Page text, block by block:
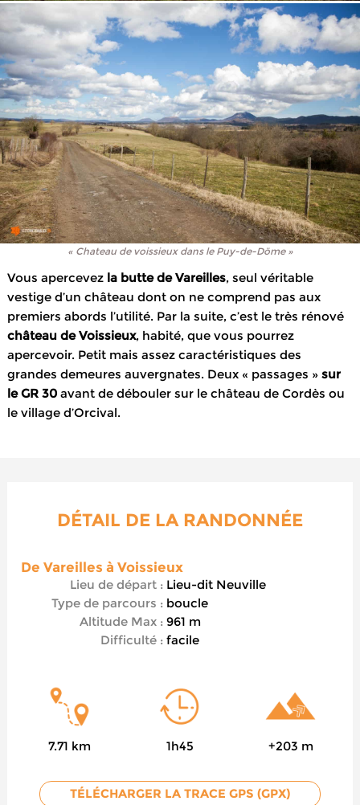
« Chateau de voissieux dans le Puy-de-Döme »
Vous apercevez la butte de Vareilles, seul véritable
vestige d’un château dont on ne comprend pas aux
premiers abords l’utilité. Par la suite, c’est le très rénové
château de Voissieux, habité, que vous pourrez
apercevoir. Petit mais assez caractéristiques des
grandes demeures auvergnates. Deux « passages »sur
le GR 30 avant de débouler sur le château de Cordès ou
le village d’Orcival.
DÉTAIL DE LA RANDONNÉE
De Vareilles à Voissieux
Lieu de départ : Lieu-dit Neuville
Type de parcours : boucle
Altitude Max : 961 m
Difficulté : facile
7.71 km 1h45 +203 m
TÉLÉCHARGER LA TRACE GPS (GPX)